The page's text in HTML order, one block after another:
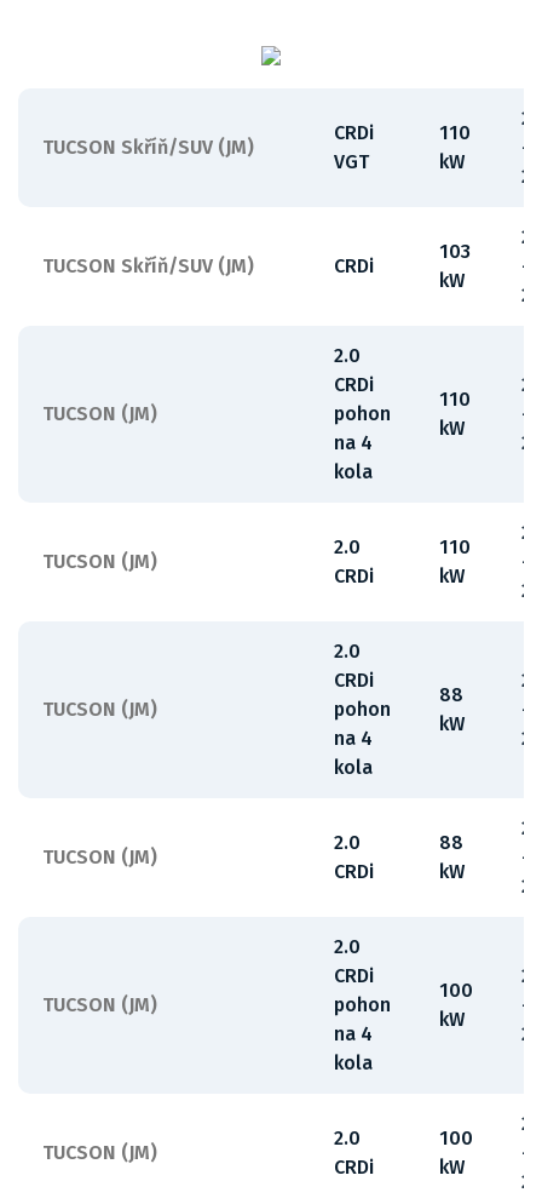
TUCSON Skříň/SUV (JM)
CRDi
VGT
110
kW
-
TUCSON Skříň/SUV (JM) CRDi
103
kW
-
TUCSON (JM)
2.0
CRDi
pohon
na 4
kola
110
kW
-
TUCSON (JM)
2.0
CRDi
110
kW
-
TUCSON (JM)
2.0
CRDi
pohon
na 4
kola
88
kW
-
TUCSON (JM)
2.0
CRDi
88
kW
-
TUCSON (JM)
2.0
CRDi
pohon
na 4
kola
100
kW
-
TUCSON (JM)
2.0
CRDi
100
kW
-